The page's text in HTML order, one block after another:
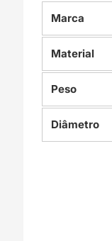
Marca
Material
Peso
Diâmetro